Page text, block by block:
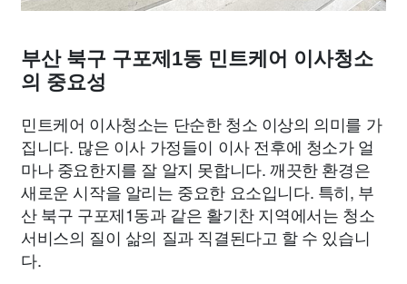
부산 북구 구포제1동 민트케어 이사청소
의 중요성
민트케어 이사청소는 단순한 청소 이상의 의미를 가
집니다. 많은 이사 가정들이 이사 전후에 청소가 얼
마나 중요한지를 잘 알지 못합니다. 깨끗한 환경은
새로운 시작을 알리는 중요한 요소입니다. 특히, 부
산 북구 구포제1동과 같은 활기찬 지역에서는 청소
서비스의 질이 삶의 질과 직결된다고 할 수 있습니
다.